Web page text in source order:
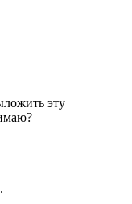
эту